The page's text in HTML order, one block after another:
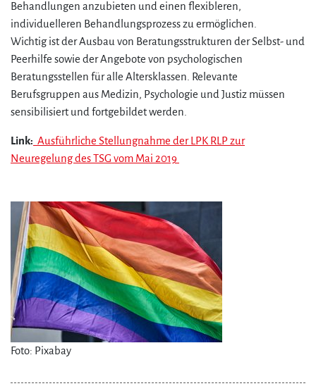
Behandlungen anzubieten und einen flexibleren,
individuelleren Behandlungsprozess zu ermöglichen.
Wichtig ist der Ausbau von Beratungsstrukturen der Selbst- und
Peerhilfe sowie der Angebote von psychologischen
Beratungsstellen für alle Altersklassen. Relevante
Berufsgruppen aus Medizin, Psychologie und Justiz müssen
sensibilisiert und fortgebildet werden.
Link: Ausführliche Stellungnahme der LPK RLP zur
Neuregelung des TSG vom Mai 2019
Foto: Pixabay